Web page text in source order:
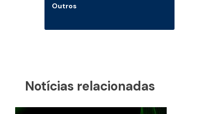
Outros
Notícias relacionadas